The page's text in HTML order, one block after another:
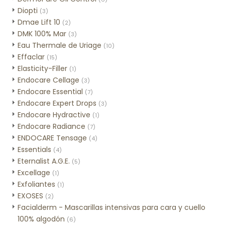
Diopti (3)
Dmae Lift 10 (2)
DMK 100% Mar (3)
Eau Thermale de Uriage (10)
Effaclar (15)
Elasticity-Filler (1)
Endocare Cellage (3)
Endocare Essential (7)
Endocare Expert Drops (3)
Endocare Hydractive (1)
Endocare Radiance (7)
ENDOCARE Tensage (4)
Essentials (4)
Eternalist A.G.E. (5)
Excellage (1)
Exfoliantes (1)
EXOSES (2)
Facialderm - Mascarillas intensivas para cara y cuello
100% algodón (6)